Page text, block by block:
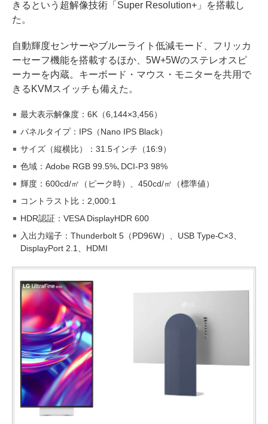
きるという超解像技術「Super Resolution+」を搭載し
た。
自動輝度センサーやブルーライト低減モード、フリッカ
ーセーフ機能を搭載するほか、5W+5Wのステレオスピ
ーカーを内蔵。キーボード・マウス・モニターを共用で
きるKVMスイッチも備えた。
最大表示解像度：6K（6,144×3,456）
パネルタイプ：IPS（Nano IPS Black）
サイズ（縦横比）：31.5インチ（16:9）
色域：Adobe RGB 99.5%､DCI-P3 98%
輝度：600cd/㎡（ピーク時）、450cd/㎡（標準値）
コントラスト比：2,000:1
HDR認証：VESA DisplayHDR 600
入出力端子：Thunderbolt 5（PD96W）、USB Type-C×3、
DisplayPort 2.1、HDMI